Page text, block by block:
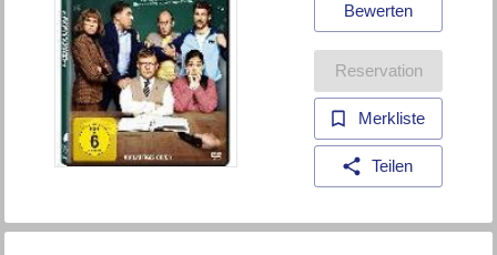
Bewerten
Reservation
Merkliste
Teilen